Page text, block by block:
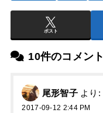
ポスト
10件のコメント
尾形智子 より:
2017-09-12 2:44 PM